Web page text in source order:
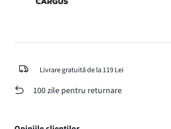
Livrare gratuită de la 119 Lei
100 zile pentru returnare